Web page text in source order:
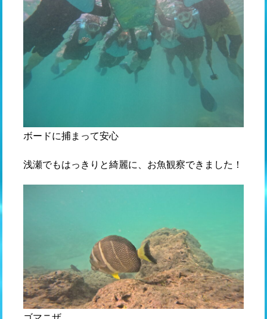
ボードに捕まって安心
浅瀬でもはっきりと綺麗に、お魚観察できました！